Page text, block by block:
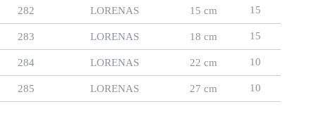
282 LORENAS 15 cm 15
283 LORENAS 18 cm 15
284 LORENAS 22 cm 10
285 LORENAS 27 cm 10